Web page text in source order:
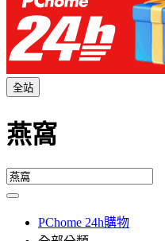
全站
燕窩
PChome 24h購物